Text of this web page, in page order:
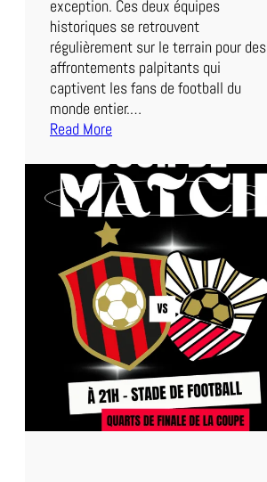
h
d
e
C
e
S
o
r
exception. Ces deux équipes
historiques se retrouvent
régulièrement sur le terrain pour des
affrontements palpitants qui
captivent les fans de football du
monde entier.…
Read More
D
u
e
l
e
n
S
é
r
i
e
A
:
L